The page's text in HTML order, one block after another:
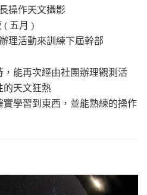
操作天文攝影
( 五月 )
理活動來訓練下屆幹部
，能再次經由社團辦理觀測活
的天文狂熱
實學習到東西，並能熟練的操作